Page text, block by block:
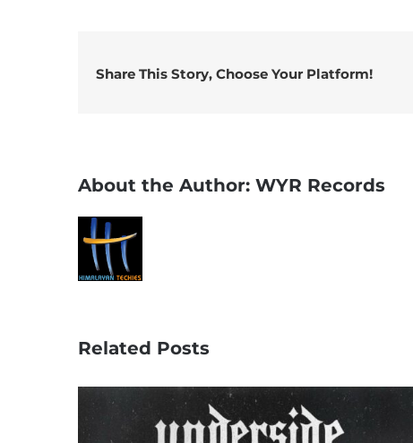
Share This Story, Choose Your Platform!
About the Author: WYR Records
Related Posts